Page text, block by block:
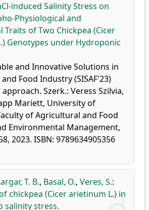
induced Salinity Stress on
Physiological and
Traits of Two Chickpea (Cicer
Genotypes under Hydroponic
and Innovative Solutions in
Food Industry (SISAF'23)
Szerk.: Veress Szilvia,
Mariett, University of
of Agricultural and Food
Environmental Management,
2023. ISBN: 9789634905356
T. B., Basal, O., Veres, S.:
chickpea (Cicer arietinum L.) in
salinity stress.